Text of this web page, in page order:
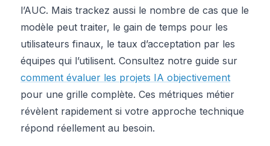
l’AUC. Mais trackez aussi le nombre de cas que le
modèle peut traiter, le gain de temps pour les
utilisateurs finaux, le taux d’acceptation par les
équipes qui l’utilisent. Consultez notre guide sur
comment évaluer les projets IA objectivement
pour une grille complète. Ces métriques métier
révèlent rapidement si votre approche technique
répond réellement au besoin.